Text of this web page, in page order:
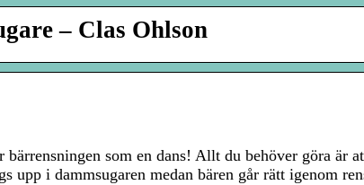
– Clas Ohlson
som en dans! Allt du behöver göra är
upp i dammsugaren medan bären går rätt igenom